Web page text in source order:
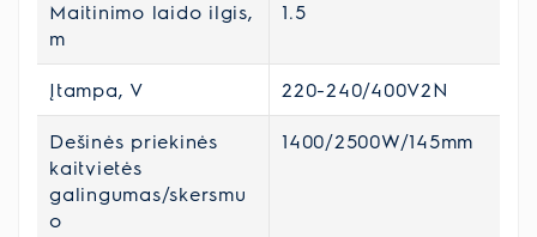
Maitinimo laido ilgis,
m
1.5
Įtampa, V 220-240/400V2N
Dešinės priekinės
kaitvietės
galingumas/skersmu
o
1400/2500W/145mm